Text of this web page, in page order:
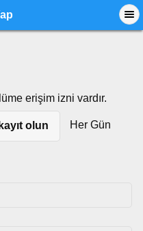
erişim izni vardır.
kayıt olun Her Gün